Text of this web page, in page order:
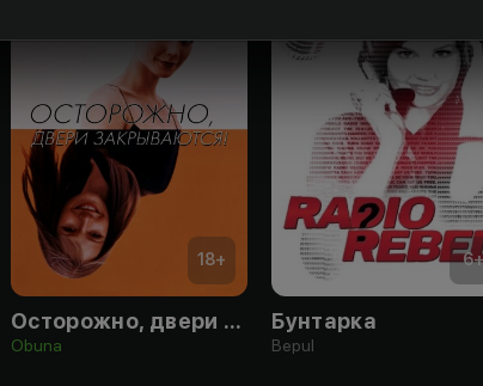
18+
Осторожно, двери закрываются!
Obuna
6+
Бунтарка
Bepul